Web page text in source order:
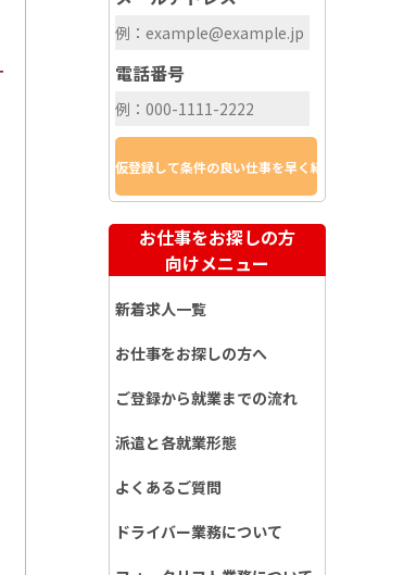
電話番号
お仕事をお探しの方
向けメニュー
新着求人一覧
お仕事をお探しの方へ
ご登録から就業までの流れ
派遣と各就業形態
よくあるご質問
ドライバー業務について